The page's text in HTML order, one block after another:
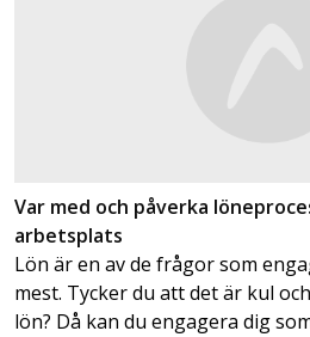
Var med och påverka
arbetsplats
Lön är en av de frågor som
mest. Tycker du att det är kul
lön? Då kan du engagera dig